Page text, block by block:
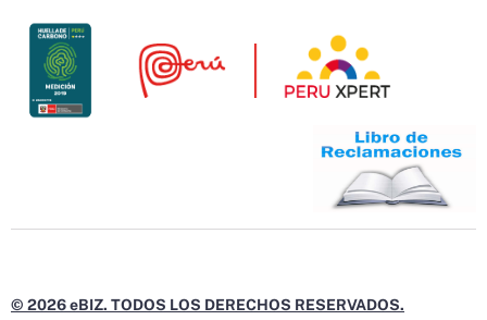
© 2026 eBIZ. TODOS LOS DERECHOS RESERVADOS.